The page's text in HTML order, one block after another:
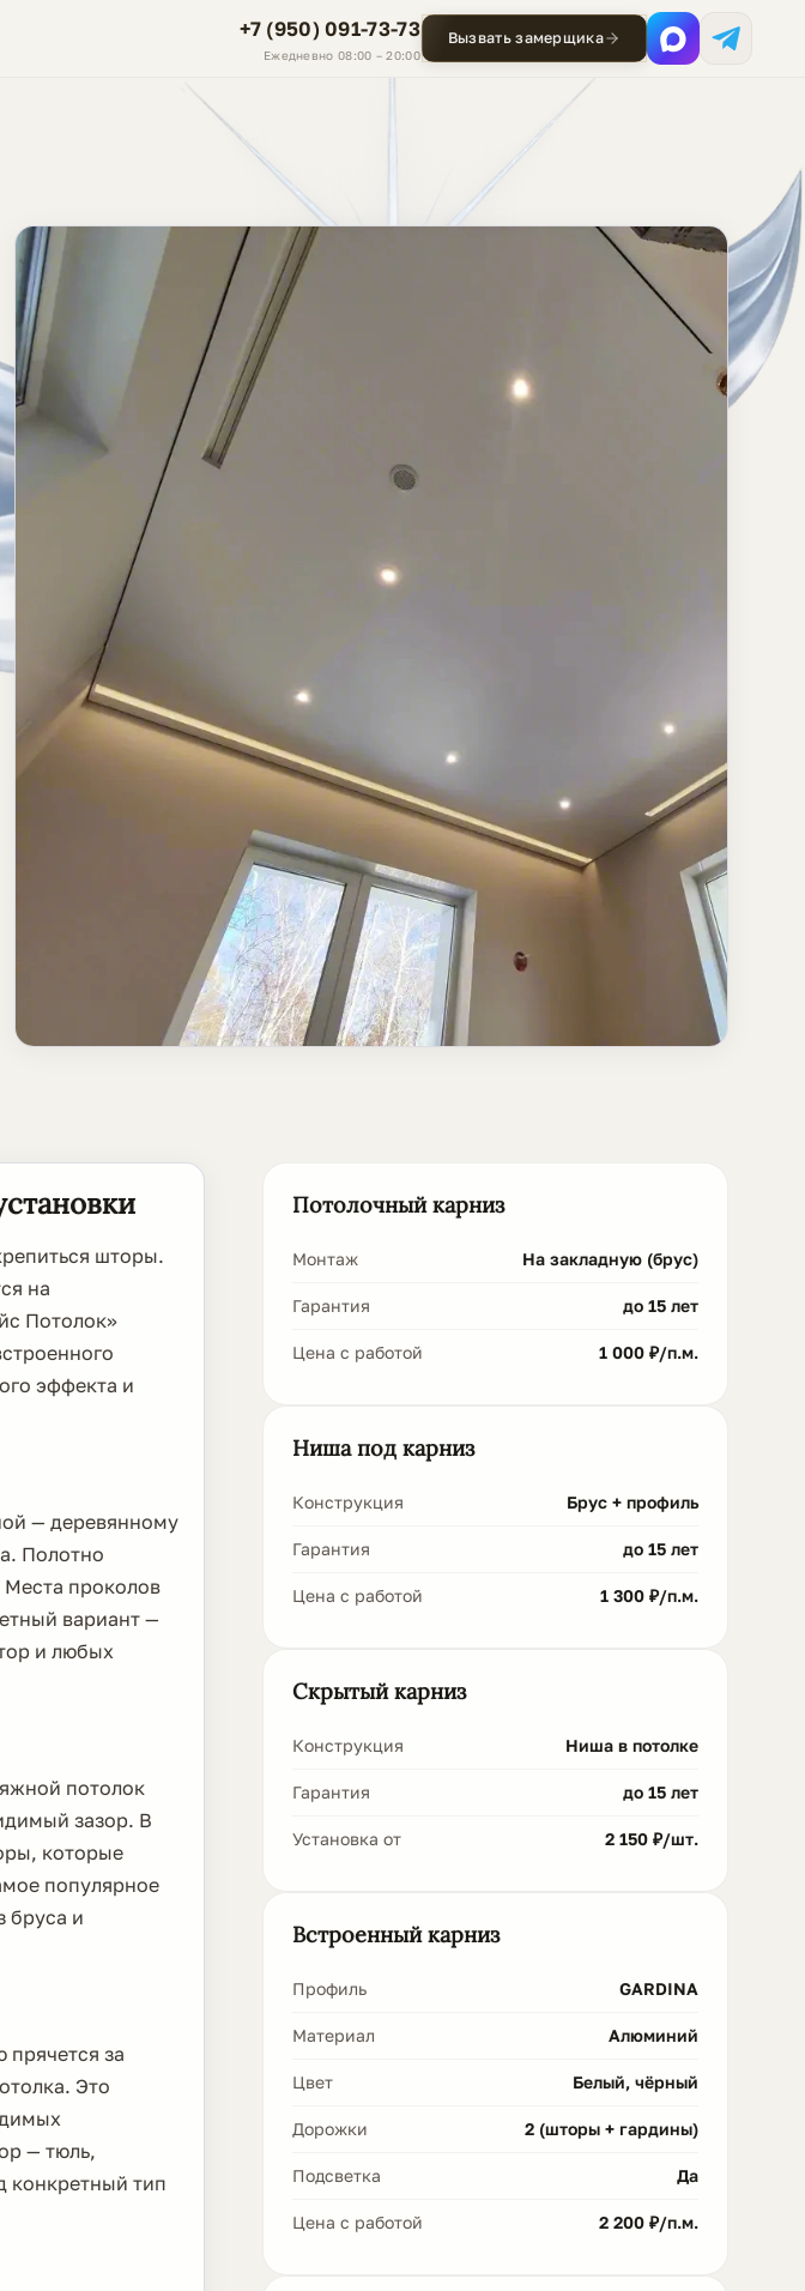
+7 (950) 091-73-73
Ежедневно 08:00 – 20:00
Вызвать замерщика
шторы.
на
Потолок»
эффекта и
— деревянному
Полотно
Места проколов
вариант —
и любых
потолок
зазор. В
которые
популярное
бруса и
за
Это
— тюль,
тип
Потолочный карниз
Монтаж На закладную (брус)
Гарантия до 15 лет
Цена с работой 1 000 ₽/п.м.
Ниша под карниз
Конструкция Брус + профиль
Гарантия до 15 лет
Цена с работой 1 300 ₽/п.м.
Скрытый карниз
Конструкция Ниша в потолке
Гарантия до 15 лет
Установка от 2 150 ₽/шт.
Встроенный карниз
Профиль GARDINA
Материал Алюминий
Цвет Белый, чёрный
Дорожки 2 (шторы + гардины)
Подсветка Да
Цена с работой 2 200 ₽/п.м.